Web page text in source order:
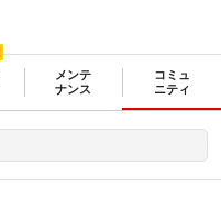
メンテ
ナンス
コミュ
ニティ